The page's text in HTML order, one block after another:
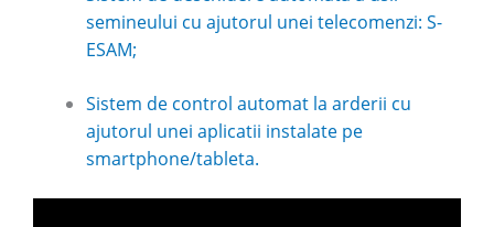
semineului cu ajutorul unei telecomenzi: S-
ESAM;
Sistem de control automat la arderii cu
ajutorul unei aplicatii instalate pe
smartphone/tableta.